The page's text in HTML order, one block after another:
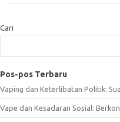
Cari
Pos-pos Terbaru
Vaping dan Keterlibatan Politik:
Vape dan Kesadaran Sosial: